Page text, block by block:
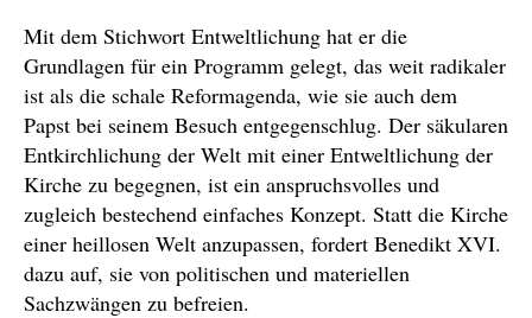
Mit dem Stichwort Entweltlichung hat er die
Grundlagen für ein Programm gelegt, das weit radikaler
ist als die schale Reformagenda, wie sie auch dem
Papst bei seinem Besuch entgegenschlug. Der säkularen
Entkirchlichung der Welt mit einer Entweltlichung der
Kirche zu begegnen, ist ein anspruchsvolles und
zugleich bestechend einfaches Konzept. Statt die Kirche
einer heillosen Welt anzupassen, fordert Benedikt XVI.
dazu auf, sie von politischen und materiellen
Sachzwängen zu befreien.